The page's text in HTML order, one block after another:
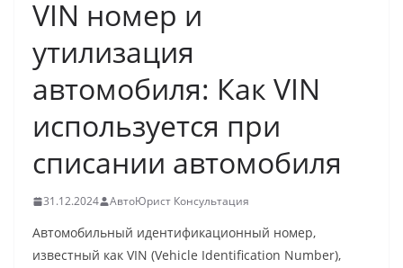
VIN номер и
утилизация
автомобиля: Как VIN
используется при
списании автомобиля
31.12.2024 АвтоЮрист Консультация
Автомобильный идентификационный номер,
известный как VIN (Vehicle Identification Number),